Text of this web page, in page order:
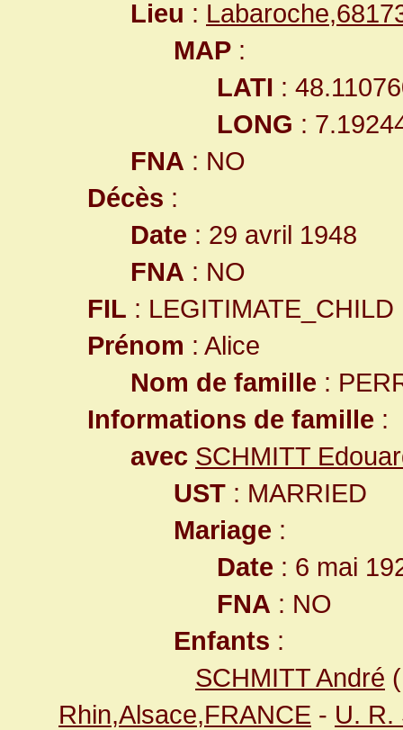
Lieu :
MAP :
LATI :
LONG :
FNA : NO
Décès :
Date : 29 avril 1948
FNA : NO
FIL : LEGITIMATE_CHILD
Prénom : Alice
Nom de famille :
Informations de famille :
avec SCHMITT
UST : MARRIED
Mariage :
Date : 6 mai
FNA : NO
Enfants :
SCHMITT André
Rhin,Alsace,FRANCE - U. R.